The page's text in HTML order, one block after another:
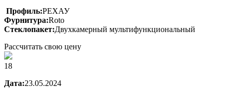
Профиль:РЕХАУ
Фурнитура:Roto
Стеклопакет:Двухкамерный мультифункциональный
Рассчитать свою цену
18
Дата:23.05.2024